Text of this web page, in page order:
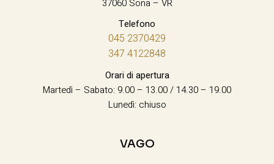
37060 Sona – VR
Telefono
045 2370429
347 4122848
Orari di apertura
Martedì – Sabato: 9.00 – 13.00 / 14.30 – 19.00
Lunedì: chiuso
VAGO